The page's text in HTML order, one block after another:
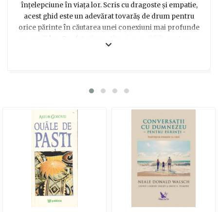
înțelepciune în viața lor. Scris cu dragoste și empatie,
acest ghid este un adevărat tovarăș de drum pentru
orice părinte în căutarea unei conexiuni mai profunde
cu copiii lor. Cu sfaturi practice și exerciții inovatoare,
propriile forțe și să vindece rănile din copilărie, pentru a
armonioasă a copiilor. Indiferent dacă ești un părinte
experimentat sau abia începi această minunată călătorie
a creșterii copiilor, acest ghid te va ghida cu încredere
pe drumul către o relație puternică și autentică cu cei
dragi. Așa că pune un zâmbet pe fața ta și pe a părinților
pe care îi iubești și oferă-le acest dar prețios de Paște,
pentru că iubirea vindecă orice!